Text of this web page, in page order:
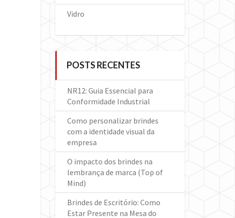
Vidro
POSTS RECENTES
NR12: Guia Essencial para
Conformidade Industrial
Como personalizar brindes
com a identidade visual da
empresa
O impacto dos brindes na
lembrança de marca (Top of
Mind)
Brindes de Escritório: Como
Estar Presente na Mesa do